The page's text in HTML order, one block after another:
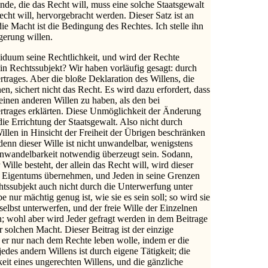
die das Recht will, muss eine solche Staatsgewalt
will, hervorgebracht werden. Dieser Satz ist an
Macht ist die Bedingung des Rechtes. Ich stelle ihn
willen.
seine Rechtlichkeit, und wird der Rechte
Rechtssubjekt? Wir haben vorläufig gesagt: durch
Aber die bloße Deklaration des Willens, die
sichert nicht das Recht. Es wird dazu erfordert, dass
anderen Willen zu haben, als den bei
erklärten. Diese Unmöglichkeit der Änderung
Errichtung der Staatsgewalt. Also nicht durch
in Hinsicht der Freiheit der Übrigen beschränken
dieser Wille ist nicht unwandelbar, wenigstens
notwendig überzeugt sein. Sodann,
besteht, der allein das Recht will, wird dieser
übernehmen, und Jeden in seine Grenzen
auch nicht durch die Unterwerfung unter
nur mächtig genug ist, wie sie es sein soll; so wird sie
unterwerfen, und der freie Wille der Einzelnen
wohl aber wird Jeder gefragt werden in dem Beitrage
solchen Macht. Dieser Beitrag ist der einzige
nur nach dem Rechte leben wolle, indem er die
andern Willens ist durch eigene Tätigkeit; die
eines ungerechten Willens, und die gänzliche